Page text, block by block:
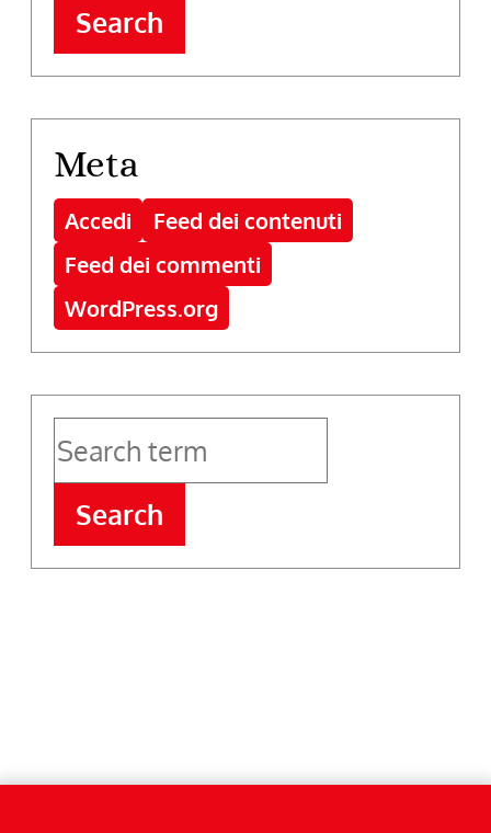
Search
Meta
Accedi
Feed dei contenuti
Feed dei commenti
WordPress.org
Search